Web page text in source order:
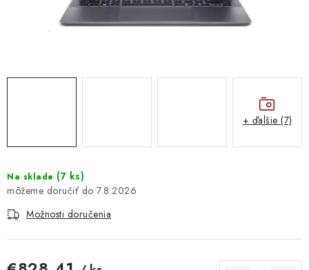
: TOP PRODUKTY
Obchodné podmienky
Ochrana osobných údajov
Moja objednávka
Formuláre na stiahnutie
Napíšte nám
Na sklade (7 ks)
7.8.2026
Možnosti doručenia
+ ďalšie (7)